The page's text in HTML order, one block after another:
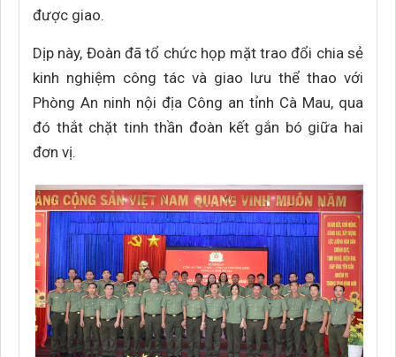
được giao.
Dịp này, Đoàn đã tổ chức họp mặt trao đổi chia sẻ
kinh nghiệm công tác và giao lưu thể thao với
Phòng An ninh nội địa Công an tỉnh Cà Mau, qua
đó thắt chặt tinh thần đoàn kết gắn bó giữa hai
đơn vị.